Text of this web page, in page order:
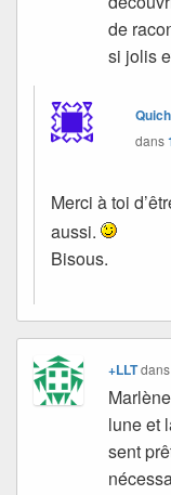
de
si jolis
dans
Merci à toi
aussi.
Bisous.
+LLT
lune et
sent